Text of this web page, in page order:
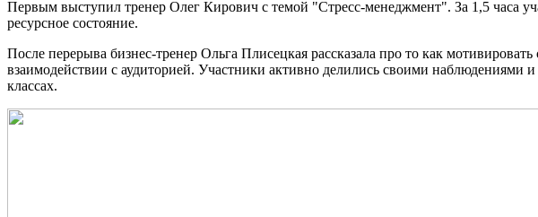
Первым выступил тренер Олег Кирович с темой "Стресс-менеджмент". За 1,5 часа
ресурсное состояние.
После перерыва бизнес-тренер Ольга Плисецкая рассказала про то как
взаимодействии с аудиторией. Участники активно делились своими
классах.